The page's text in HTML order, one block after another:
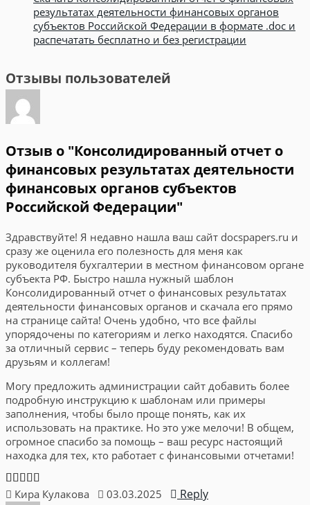
результатах деятельности финансовых органов
субъектов Российской Федерации в формате .doc и
распечатать бесплатно и без регистрации
Отзывы пользователей
Отзыв о "Консолидированный отчет о
финансовых результатах деятельности
финансовых органов субъектов
Российской Федерации"
Здравствуйте! Я недавно нашла ваш сайт docspapers.ru и
сразу же оценила его полезность для меня как
руководителя бухгалтерии в местном финансовом органе
субъекта РФ. Быстро нашла нужный шаблон
Консолидированный отчет о финансовых результатах
деятельности финансовых органов и скачала его прямо
на странице сайта! Очень удобно, что все файлы
упорядочены по категориям и легко находятся. Спасибо
за отличный сервис – теперь буду рекомендовать вам
друзьям и коллегам!
Могу предложить администрации сайт добавить более
подробную инструкцию к шаблонам или примеры
заполнения, чтобы было проще понять, как их
использовать на практике. Но это уже мелочи! В общем,
огромное спасибо за помощь – ваш ресурс настоящий
находка для тех, кто работает с финансовыми отчетами!
Кира Кулакова 03.03.2025 Reply